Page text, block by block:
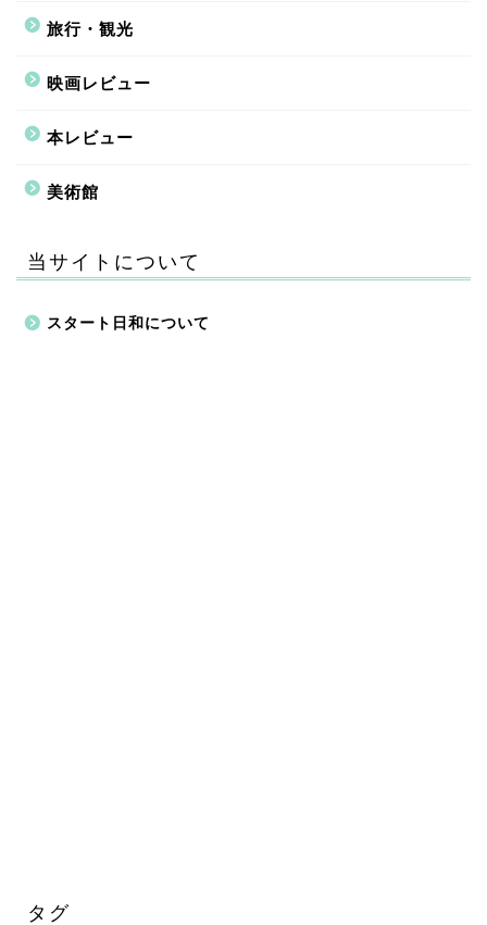
旅行・観光
映画レビュー
本レビュー
美術館
当サイトについて
スタート日和について
タグ